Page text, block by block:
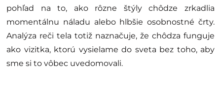
pohľad na to, ako rôzne štýly chôdze zrkadlia
momentálnu náladu alebo hlbšie osobnostné črty.
Analýza reči tela totiž naznačuje, že chôdza funguje
ako vizitka, ktorú vysielame do sveta bez toho, aby
sme si to vôbec uvedomovali.